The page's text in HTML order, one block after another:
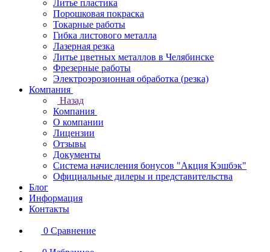
Литье пластика
Порошковая покраска
Токарные работы
Гибка листового металла
Лазерная резка
Литье цветных металлов в Челябинске
Фрезерные работы
Электроэрозионная обработка (резка)
Компания
Назад
Компания
О компании
Лицензии
Отзывы
Документы
Система начисления бонусов "Акция Кэшбэк"
Официальные дилеры и представительства
Блог
Информация
Контакты
0 Сравнение